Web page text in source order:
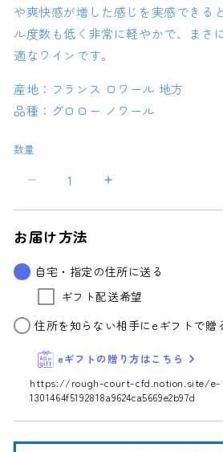
や爽快感が増した感じを実感できる
ル度数も低く非常に軽やかで、まさ
適なワインです。
産地：フランス ロワール 地方
品種：グロロー ノワール
数量
ビ
ベ
イ
ン
ブ
リ
ジ
Crush
/
ト
ビ
イ
ブ
リ
ジ
Crush
/
お届け方法
自宅・指定の住所に送る
ギフト配送希望
住所を知らない相手にeギフトで贈
eギフトの贈り方はこちら
https://rough-court-cfd.notion.site/e-
1301464f5192818a9624ca5669e2b97d